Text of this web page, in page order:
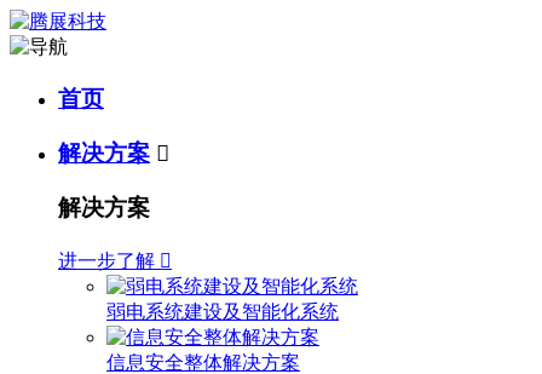
首页
解决方案 
解决方案
进一步了解 
弱电系统建设及智能化系统
信息安全整体解决方案